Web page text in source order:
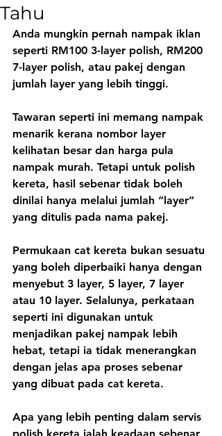
Tahu
Anda mungkin pernah nampak iklan
seperti RM100 3-layer polish, RM200
7-layer polish, atau pakej dengan
jumlah layer yang lebih tinggi.
Tawaran seperti ini memang nampak
menarik kerana nombor layer
kelihatan besar dan harga pula
nampak murah. Tetapi untuk polish
kereta, hasil sebenar tidak boleh
dinilai hanya melalui jumlah “layer”
yang ditulis pada nama pakej.
Permukaan cat kereta bukan sesuatu
yang boleh diperbaiki hanya dengan
menyebut 3 layer, 5 layer, 7 layer
atau 10 layer. Selalunya, perkataan
seperti ini digunakan untuk
menjadikan pakej nampak lebih
hebat, tetapi ia tidak menerangkan
dengan jelas apa proses sebenar
yang dibuat pada cat kereta.
Apa yang lebih penting dalam servis